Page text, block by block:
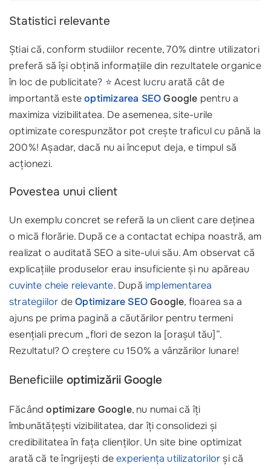
Statistici relevante
Știai că, conform studiilor recente, 70% dintre utilizatori
preferă să își obțină informațiile din rezultatele organice
în loc de publicitate? ⭐ Acest lucru arată cât de
importantă esteoptimizarea SEOGoogle pentru a
maximiza vizibilitatea. De asemenea, site-urile
optimizate corespunzător pot crește traficul cu până la
200%! Așadar, dacă nu ai început deja, e timpul să
acționezi.
Povestea unui client
Un exemplu concret se referă la un client care deținea
o mică florărie. După ce a contactat echipa noastră, am
realizat o auditată SEO a site-ului său. Am observat că
explicațiile produselor erau insuficiente și nu apăreau
cuvinte cheie relevante. După implementarea
strategiilor deOptimizare SEOGoogle, floarea sa a
ajuns pe prima pagină a căutărilor pentru termeni
esențiali precum „flori de sezon la [orașul tău]”.
Rezultatul? O creștere cu 150% a vânzărilor lunare!
Beneficiile optimizării Google
Făcândoptimizare Google, nu numai că îți
îmbunătățești vizibilitatea, dar îți consolidezi și
credibilitatea în fața clienților. Un site bine optimizat
arată că te îngrijești deexperiența utilizatorilorși că